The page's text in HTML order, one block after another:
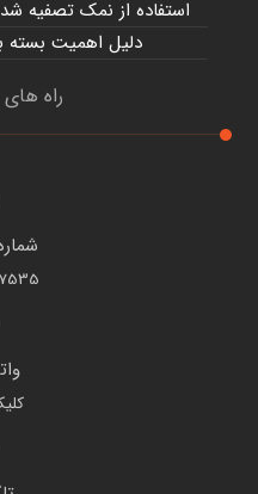
استفاده از نمک تصفیه
دلیل اهمیت
راه